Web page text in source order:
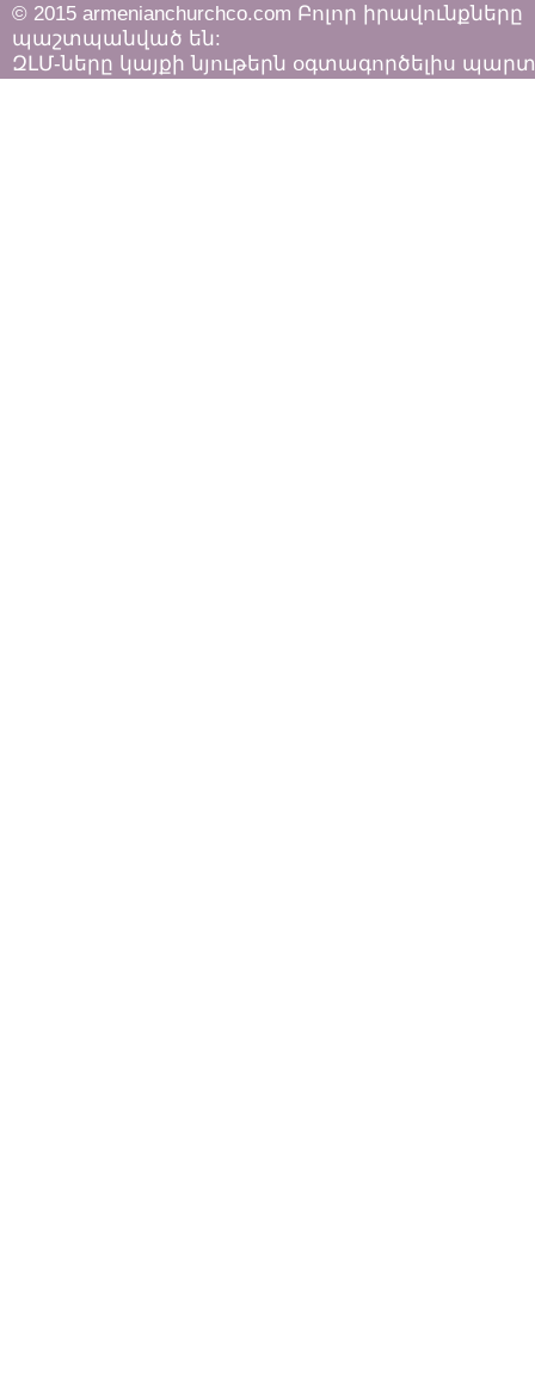
© 2015 armenianchurchco.com Բոլոր իրավունքները
պաշտպանված են:
ԶԼՄ-ները կայքի նյութերն օգտագործելիս